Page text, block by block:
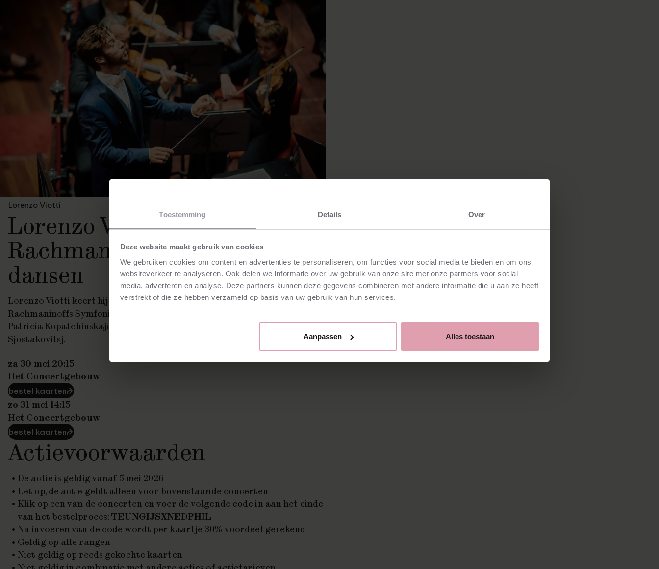
Toestemming Details Over
Deze website maakt gebruik van cookies
We gebruiken cookies om content en advertenties te personaliseren, om functies voor social media te bieden en om ons
websiteverkeer te analyseren. Ook delen we informatie over uw gebruik van onze site met onze partners voor social
media, adverteren en analyse. Deze partners kunnen deze gegevens combineren met andere informatie die u aan ze heeft
verstrekt of die ze hebben verzameld op basis van uw gebruik van hun services.
Aanpassen Alles toestaan
Lorenzo Viotti
Lorenzo Viotti met
Rachmaninoffs Symfonische
dansen
Lorenzo Viotti keert hij terug bij het Nederlands Philharmnonisch met
Rachmaninoffs Symfonische dansen. De temperamentvolle violist
Patricia Kopatchinskaja debuteert met het
Tweede vioolconcertvan
Sjostakovitsj.
za 30 mei 20:15
Het Concertgebouw
bestel kaarten⮫
zo 31 mei 14:15
Het Concertgebouw
bestel kaarten⮫
Actievoorwaarden
De actie is geldig vanaf 5 mei 2026
Let op, de actie geldt alleen voor bovenstaande concerten
Klik op een van de concerten en voer de volgende code in aan het einde
van het bestelproces: TEUNGIJSXNEDPHIL
Na invoeren van de code wordt per kaartje 30% voordeel gerekend
Geldig op alle rangen
Niet geldig op reeds gekochte kaarten